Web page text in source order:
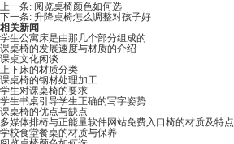
上一条: 阅览桌椅颜色如何选
下一条: 升降桌椅怎么调整对孩子好
相关新闻
学生公寓床是由那几个部分组成的
课桌椅的发展速度与材质的介绍
课桌文化闲谈
上下床的材质分类
课桌椅的钢材处理加工
学生对课桌椅的要求
学生书桌引导学生正确的写字姿势
课桌椅的优点与缺点
多媒体排椅与正能量软件网站免费入口椅的材质及特点
学校食堂餐桌的材质与保养